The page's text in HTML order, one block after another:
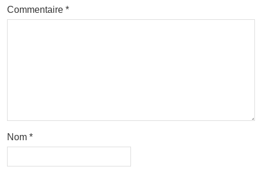
Commentaire *
Nom *